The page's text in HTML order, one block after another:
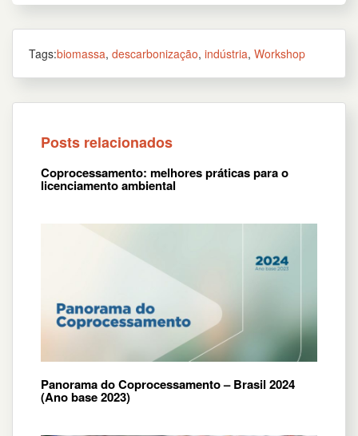
Tags:biomassa, descarbonização, indústria, Workshop
Posts relacionados
Coprocessamento: melhores práticas para o
licenciamento ambiental
Panorama do Coprocessamento – Brasil 2024
(Ano base 2023)